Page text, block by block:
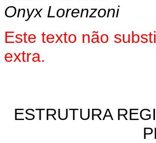
Onyx Lorenzoni
Este texto não
extra.
ESTRUTURA